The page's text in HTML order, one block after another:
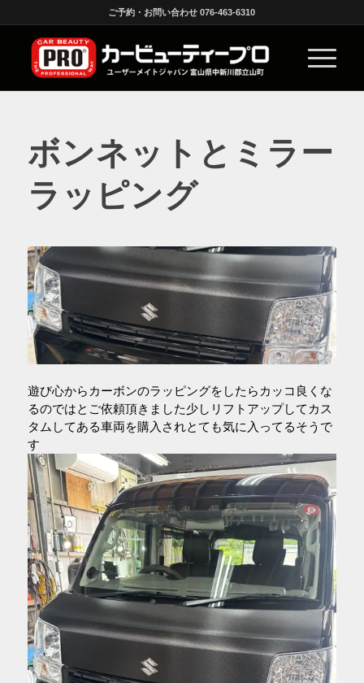
ご予約・お問い合わせ 076-463-6310
ボンネットとミラー
ラッピング
遊び心からカーボンのラッピングをしたらカッコ良くな
るのではとご依頼頂きました少しリフトアップしてカス
タムしてある車両を購入されとても気に入ってるそうで
す